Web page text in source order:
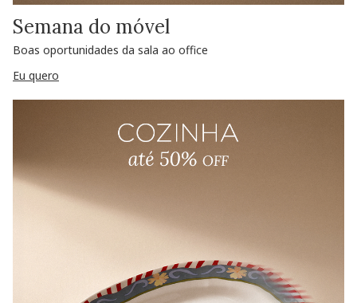
Semana do móvel
Boas oportunidades da sala ao office
Eu quero